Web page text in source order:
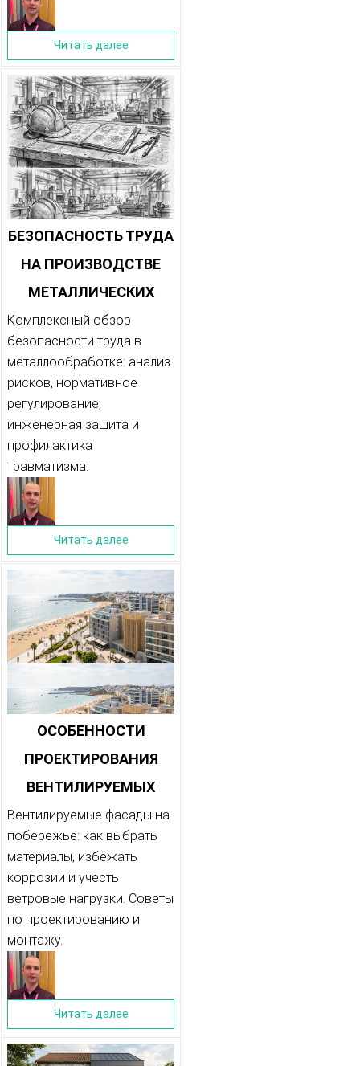
Читать далее
БЕЗОПАСНОСТЬ ТРУДА
НА ПРОИЗВОДСТВЕ
МЕТАЛЛИЧЕСКИХ
ИЗДЕЛИЙ
Комплексный обзор
безопасности труда в
металлообработке: анализ
рисков, нормативное
регулирование,
инженерная защита и
профилактика
травматизма.
Читать далее
ОСОБЕННОСТИ
ПРОЕКТИРОВАНИЯ
ВЕНТИЛИРУЕМЫХ
ФАСАДОВ ДЛЯ
ПОСТРОЕК В
ПРИБРЕЖНОЙ
МОРСКОЙ ЗОНЕ
Вентилируемые фасады на
побережье: как выбрать
материалы, избежать
коррозии и учесть
ветровые нагрузки. Советы
по проектированию и
монтажу.
Читать далее